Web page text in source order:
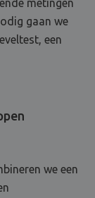
metingen
gaan we
een
we een